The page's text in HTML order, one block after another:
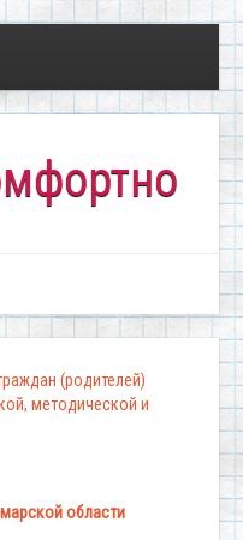
всем!"
(родителей)
методической и
области